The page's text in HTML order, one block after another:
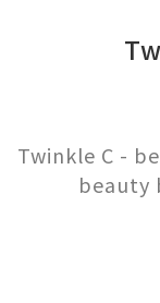
Twinkle C -
beauty